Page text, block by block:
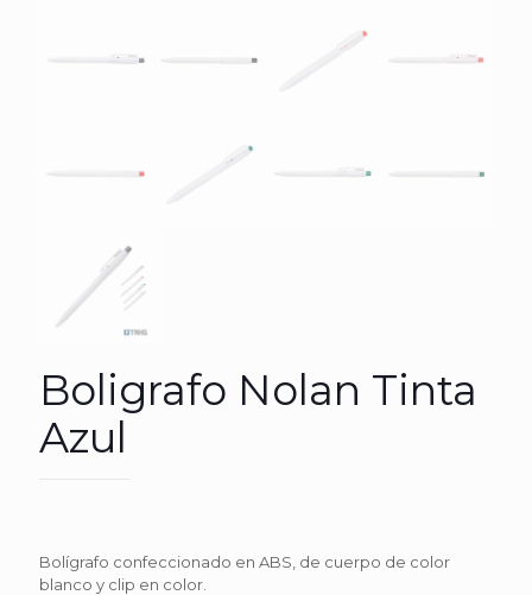
Boligrafo Nolan Tinta
Azul
Bolígrafo confeccionado en ABS, de cuerpo de color
blanco y clip en color.